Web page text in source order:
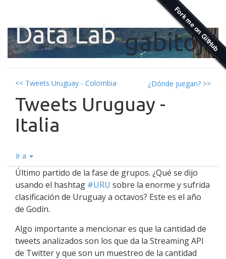
Data Lab gabitoju
<< Tweets Uruguay - Colombia ¿Dónde juegan? >>
Tweets Uruguay -
Italia
Ir a
Último partido de la fase de grupos. ¿Qué se dijo
usando el hashtag #URU sobre la enorme y sufrida
clasificación de Uruguay a octavos? Este es el año
de Godín.
Algo importante a mencionar es que la cantidad de
tweets analizados son los que da la Streaming API
de Twitter y que son un muestreo de la cantidad